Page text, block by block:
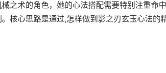
之术的角色，她的心法搭配需要特别注重命
核心思路是通过,怎样做到影之刃玄玉心法的